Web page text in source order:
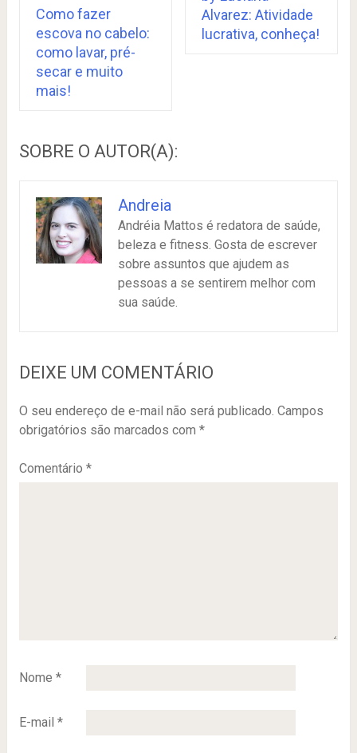
Como fazer
escova no cabelo:
como lavar, pré-
secar e muito
mais!
Alvarez: Atividade
lucrativa, conheça!
SOBRE O AUTOR(A):
Andreia
Andréia Mattos é redatora de saúde,
beleza e fitness. Gosta de escrever
sobre assuntos que ajudem as
pessoas a se sentirem melhor com
sua saúde.
DEIXE UM COMENTÁRIO
O seu endereço de e-mail não será publicado. Campos
obrigatórios são marcados com *
Comentário *
Nome *
E-mail *